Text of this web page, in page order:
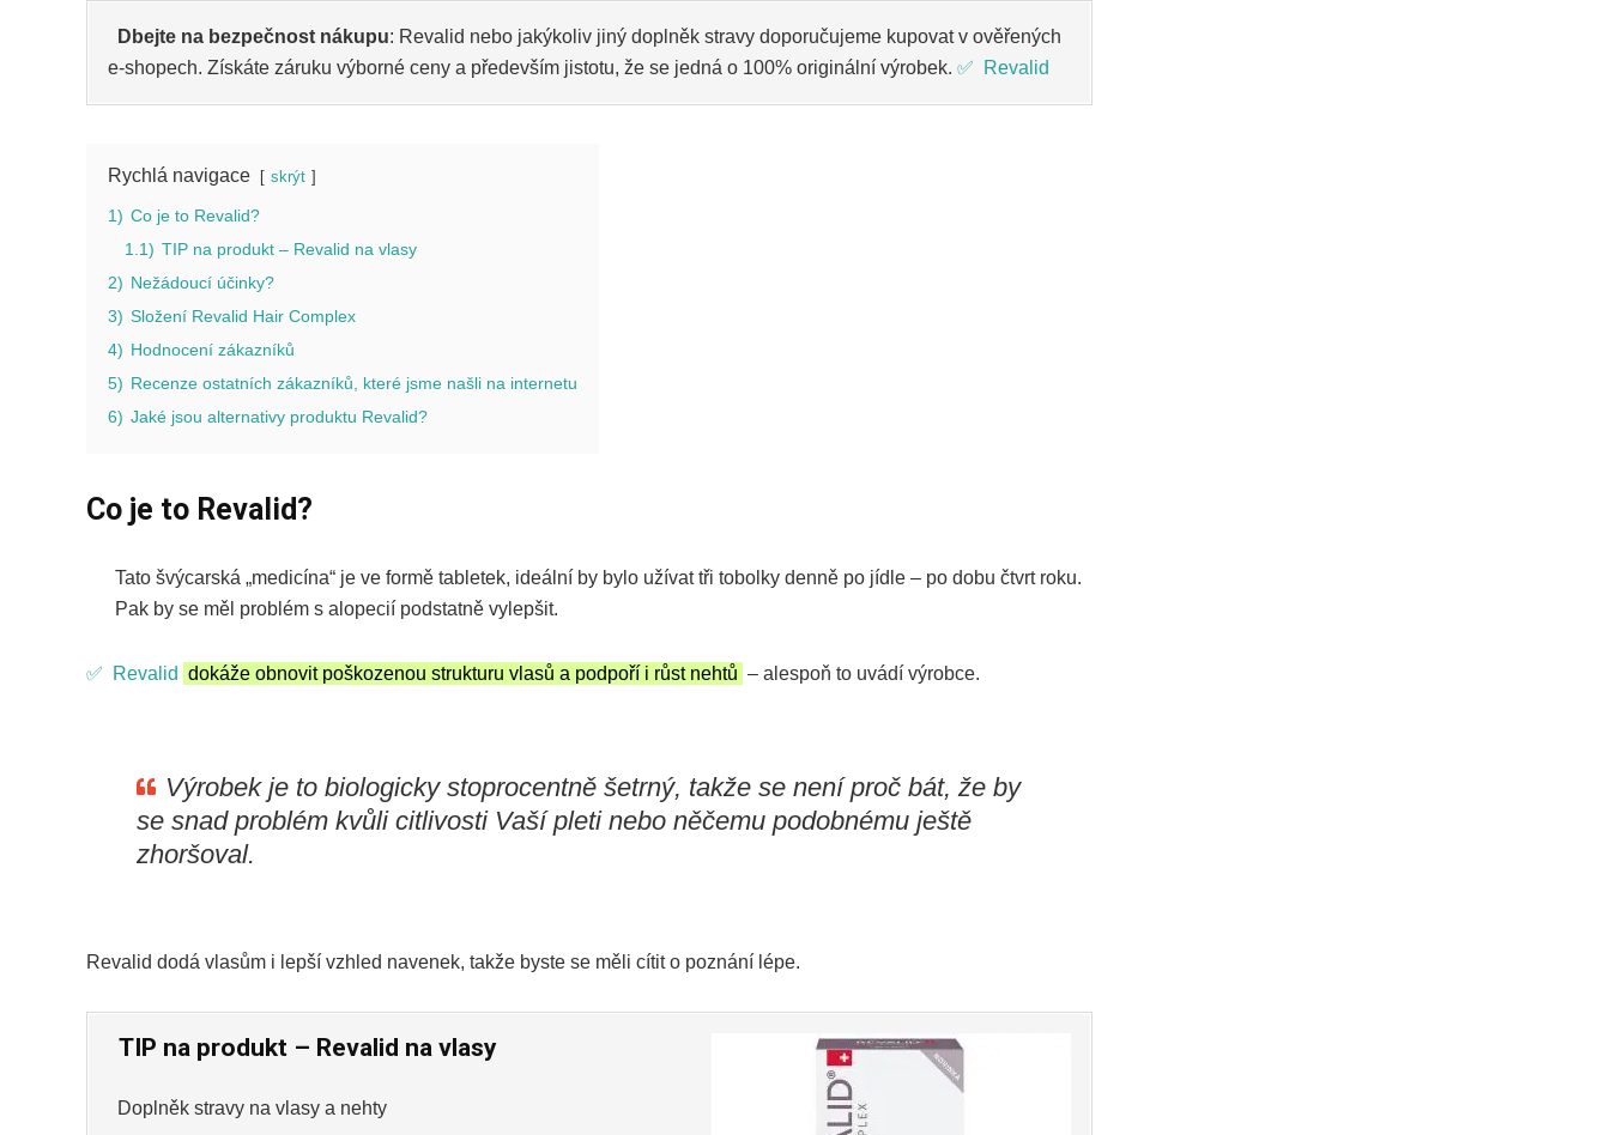
Dbejte na bezpečnost nákupu: Revalid nebo jakýkoliv jiný doplněk stravy doporučujeme kupovat v ověřených
e-shopech. Získáte záruku výborné ceny a především jistotu, že se jedná o 100% originální výrobek. ✅ Revalid
Rychlá navigace skrýt
1) Co je to Revalid?
1.1) TIP na produkt – Revalid na vlasy
2) Nežádoucí účinky?
3) Složení Revalid Hair Complex
4) Hodnocení zákazníků
5) Recenze ostatních zákazníků, které jsme našli na internetu
6) Jaké jsou alternativy produktu Revalid?
Co je to Revalid?
Tato švýcarská „medicína“ je ve formě tabletek, ideální by bylo užívat tři tobolky denně po jídle – po dobu čtvrt roku.
Pak by se měl problém s alopecií podstatně vylepšit.
✅ Revalid dokáže obnovit poškozenou strukturu vlasů a podpoří i růst nehtů – alespoň to uvádí výrobce.
Výrobek je to biologicky stoprocentně šetrný, takže se není proč bát, že by
se snad problém kvůli citlivosti Vaší pleti nebo něčemu podobnému ještě
zhoršoval.
Revalid dodá vlasům i lepší vzhled navenek, takže byste se měli cítit o poznání lépe.
TIP na produkt – Revalid na vlasy
Doplněk stravy na vlasy a nehty